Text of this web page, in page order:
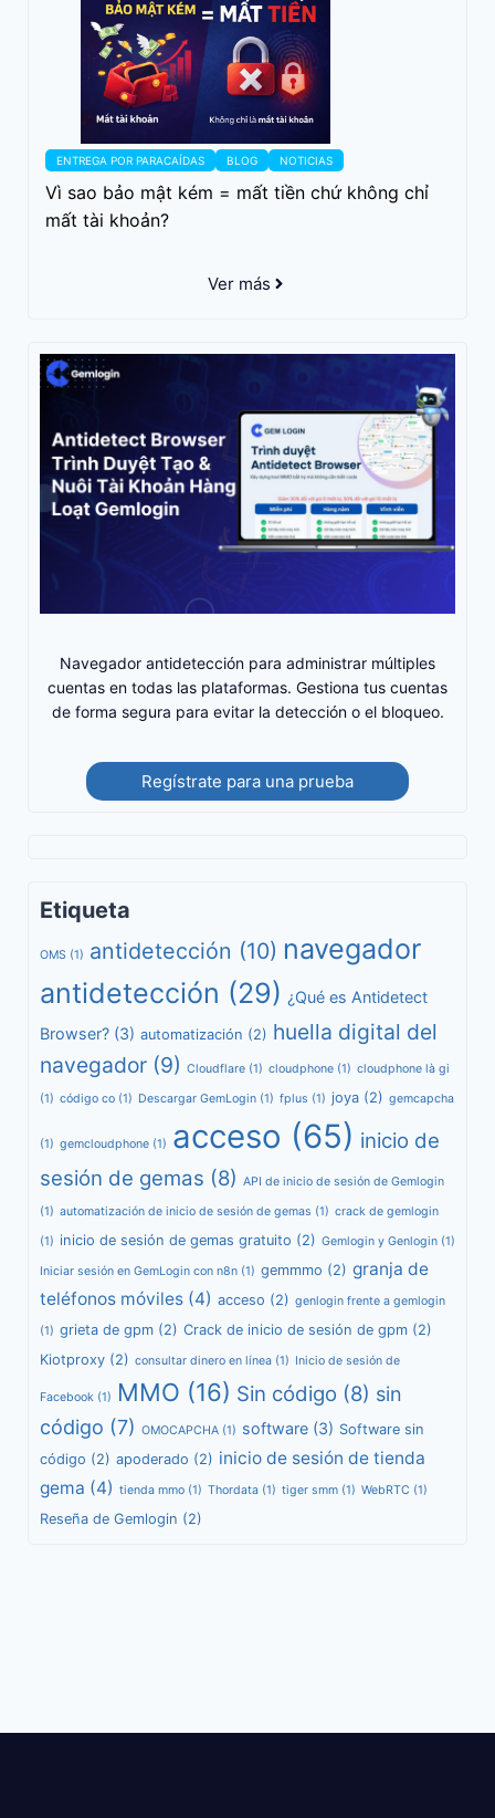
ENTREGA POR PARACAÍDAS BLOG NOTICIAS
Vì sao bảo mật kém = mất tiền chứ không chỉ
mất tài khoản?
Ver más
Navegador antidetección para administrar múltiples
cuentas en todas las plataformas. Gestiona tus cuentas
de forma segura para evitar la detección o el bloqueo.
Regístrate para una prueba
Etiqueta
OMS (1) antidetección (10) navegador
antidetección (29) ¿Qué es Antidetect
Browser? (3) automatización (2) huella digital del
navegador (9) Cloudflare (1) cloudphone (1) cloudphone là gi
(1) código co (1) Descargar GemLogin (1) fplus (1) joya (2) gemcapcha
(1) gemcloudphone (1) acceso (65) inicio de
sesión de gemas (8) API de inicio de sesión de Gemlogin
(1) automatización de inicio de sesión de gemas (1) crack de gemlogin
(1) inicio de sesión de gemas gratuito (2) Gemlogin y Genlogin (1)
Iniciar sesión en GemLogin con n8n (1) gemmmo (2) granja de
teléfonos móviles (4) acceso (2) genlogin frente a gemlogin
(1) grieta de gpm (2) Crack de inicio de sesión de gpm (2)
Kiotproxy (2) consultar dinero en línea (1) Inicio de sesión de
Facebook (1) MMO (16) Sin código (8) sin
código (7) OMOCAPCHA (1) software (3) Software sin
código (2) apoderado (2) inicio de sesión de tienda
gema (4) tienda mmo (1) Thordata (1) tiger smm (1) WebRTC (1)
Reseña de Gemlogin (2)